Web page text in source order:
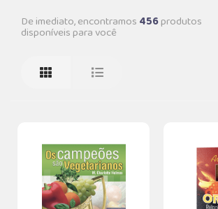
De imediato, encontramos 456produtos
disponíveis para você